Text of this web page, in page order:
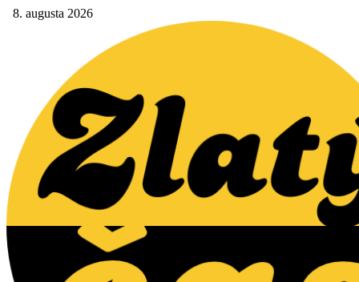
8. augusta 2026